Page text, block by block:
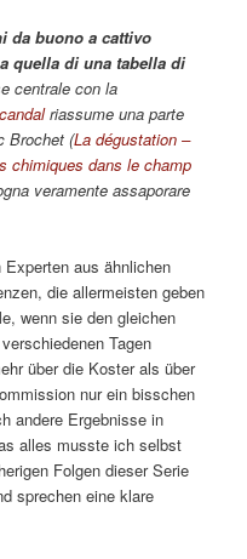
da buono a cattivo
quella di una tabella di
centrale con la
riassume una parte
Brochet (La dégustation –
chimiques dans le champ
veramente assaporare
aus ähnlichen
die allermeisten geben
wenn sie den gleichen
Tagen
über die Koster als über
nur ein bisschen
andere Ergebnisse in
alles musste ich selbst
Folgen dieser Serie
sprechen eine klare